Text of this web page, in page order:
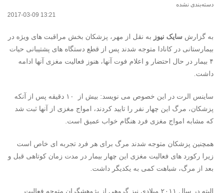
دسته‌بندی نشده
2017-03-09 13:21
به گزارش سایک نیوز به نقل از مهر، پزشکان بخش مراقبت های ویژه در
بیمارستانی در کانادا متوجه شدند پس از قطع دستگاه های پشتیبانی حیات
۴ بیمار در حال احتضار و اعلام فوت آنها، هنوز فعالیت مغزی آنها ادامه
داشت.
ساینس الرت در این خصوص می نویسد: بیش از ۱۰ دقیقه پس از آنکه
پزشکان، مرگ این چهار نفر را تایید کردند، امواج مغزی از آنها ثبت شد
که مشابه امواج مغزی فرد هنگام خواب عمیق است.
همچنین پزشکان متوجه شدند مرگ برای هر فرد تجربه ای خاص است
زیرا رکورد های فعالیت مغزی این چهار بیمار در مدت زمان کوتاهی قبل و
بعد از مرگ، شباهت کمی به یکدیگر داشت.
البته در سال ۲۰۱۱ میلادی نیز گروهی از پژوهشگران متوجه فعالیت